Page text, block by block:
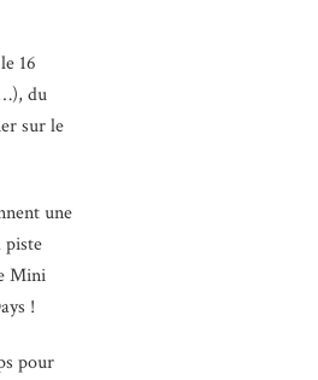
16
du
sur le
une
piste
Mini
!
pour